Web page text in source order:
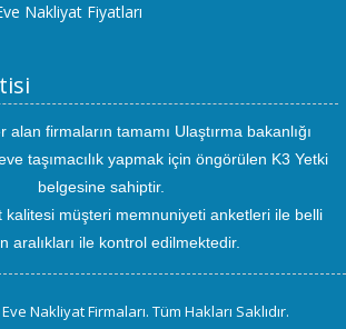
Nakliyat Fiyatları
alan firmaların tamamı Ulaştırma bakanlığı
taşımacılık yapmak için öngörülen K3 Yetki
belgesine sahiptir.
kalitesi müşteri memnuniyeti anketleri ile belli
aralıkları ile kontrol edilmektedir.
Nakliyat Firmaları. Tüm Hakları Saklıdır.